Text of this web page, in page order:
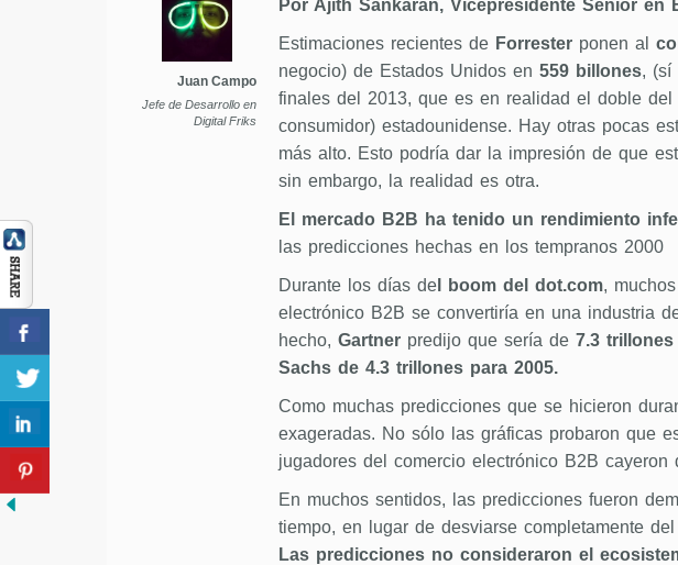
Juan Campo
Jefe de Desarrollo en
Digital Friks
Por Ajith Sankaran, Vicepresidente Senior en
Estimaciones recientes de Forresterponen al
negocio) de Estados Unidos en 559 billones, (sí
finales del 2013, que es en realidad el doble
consumidor) estadounidense. Hay otras pocas
más alto. Esto podría dar la impresión de que
sin embargo, la realidad es otra.
El mercado B2B ha tenido un rendimiento
las predicciones hechas en los tempranos 2000
Durante los días del boom del dot.com,
electrónico B2B se convertiría en una industria
hecho, Gartnerpredijo que sería de7.3 trillones
Sachs de 4.3 trillones para 2005.
Como muchas predicciones que se hicieron
exageradas. No sólo las gráficas probaron que
jugadores del comercio electrónico B2B cayeron
En muchos sentidos, las predicciones fueron
tiempo, en lugar de desviarse completamente
Las predicciones no consideraron el